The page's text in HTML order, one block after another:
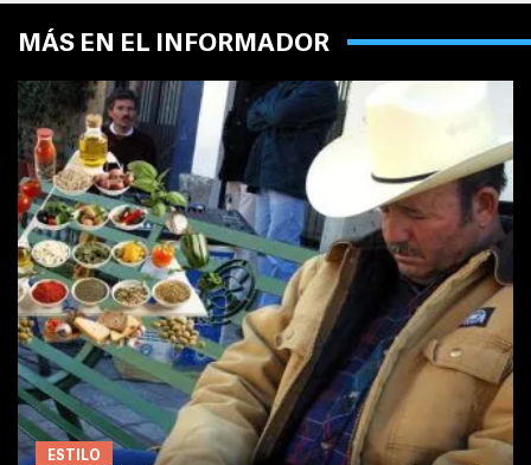
MÁS EN EL INFORMADOR
ESTILO